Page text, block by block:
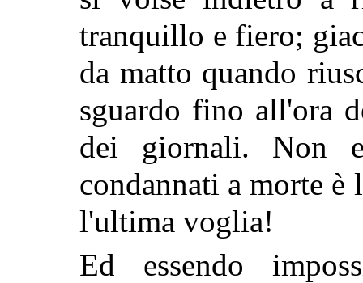
tranquillo e fiero;
da matto quando
sguardo fino all'ora
dei giornali. Non
condannati a morte è
l'ultima voglia!
Ed essendo